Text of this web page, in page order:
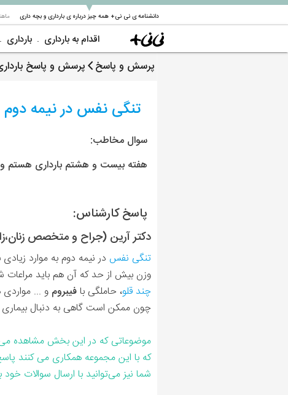
دانشنامه ی نی نی+ همه چیز درباره ی بارداری و بچه داری
▼
اقدام به بارداری بارداری
پرسش و پاسخ پرسش و پاسخ
تنگی نفس در نیمه
سوال مخاطب:
هفته بیست و هشتم بارداری
پاسخ کارشناس:
دکتر آرین (جراح و متخصص
تنگی نفسدر نیمه دوم به موارد
وزن بیش از حد که آن هم باید
چند قلو، حاملگی بافیبروم و ...
چون ممکن است گاهی به دنبال بیماری
موضوعاتی که در این بخش مشاهده
که با این مجموعه همکاری می کنند
شما نیز می‌توانید با ارسال سوالات